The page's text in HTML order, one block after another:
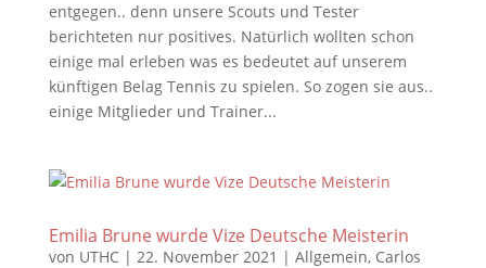
entgegen.. denn unsere Scouts und Tester
berichteten nur positives. Natürlich wollten schon
einige mal erleben was es bedeutet auf unserem
künftigen Belag Tennis zu spielen. So zogen sie aus..
einige Mitglieder und Trainer...
Emilia Brune wurde Vize Deutsche Meisterin
von UTHC| 22. November 2021 | Allgemein, Carlos